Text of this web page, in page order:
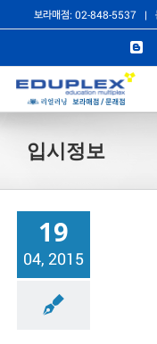
츠
뛰
보라매점: 02-848-5537 |
입시정보
19
04, 2015
자기주도학습법